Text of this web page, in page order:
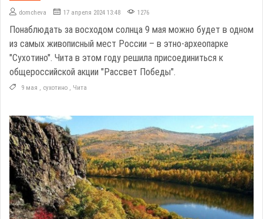
domcheva 17 апреля 2024 13:48 1276
Понаблюдать за восходом солнца 9 мая можно будет в одном
из самых живописный мест России – в этно-археопарке
"Сухотино". Чита в этом году решила присоединиться к
общероссийской акции "Рассвет Победы".
9 мая , сухотино , Чита